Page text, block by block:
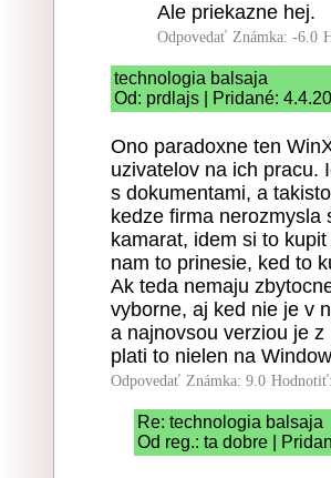
Ale priekazne hej.
Odpovedať Známka: -6.0
technologia balsaja
Od: prdlajs | Pridané:
Ono paradoxne ten
uzivatelov na ich pracu.
s dokumentami, a
kedze firma nerozmysla
kamarat, idem si to
nam to prinesie, ked to
Ak teda nemaju
vyborne, aj ked nie je v
a najnovsou verziou je
plati to nielen na
Odpovedať Známka: 9.0
Re: technologia balsaja
Od reg.: ta dobre |